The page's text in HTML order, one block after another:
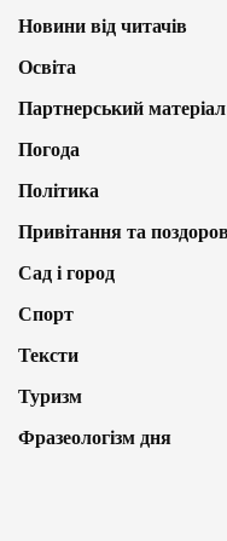
Новини від читачів
Освіта
Партнерський матеріал
Погода
Політика
Привітання та
Сад і город
Спорт
Тексти
Туризм
Фразеологізм дня